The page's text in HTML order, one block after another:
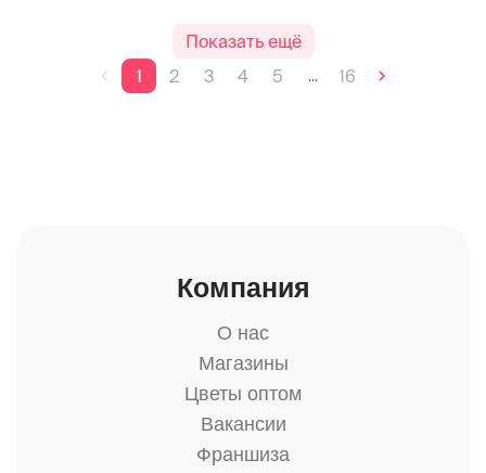
Показать ещё
1
2 3 4 5 ... 16
Компания
О нас
Магазины
Цветы оптом
Вакансии
Франшиза